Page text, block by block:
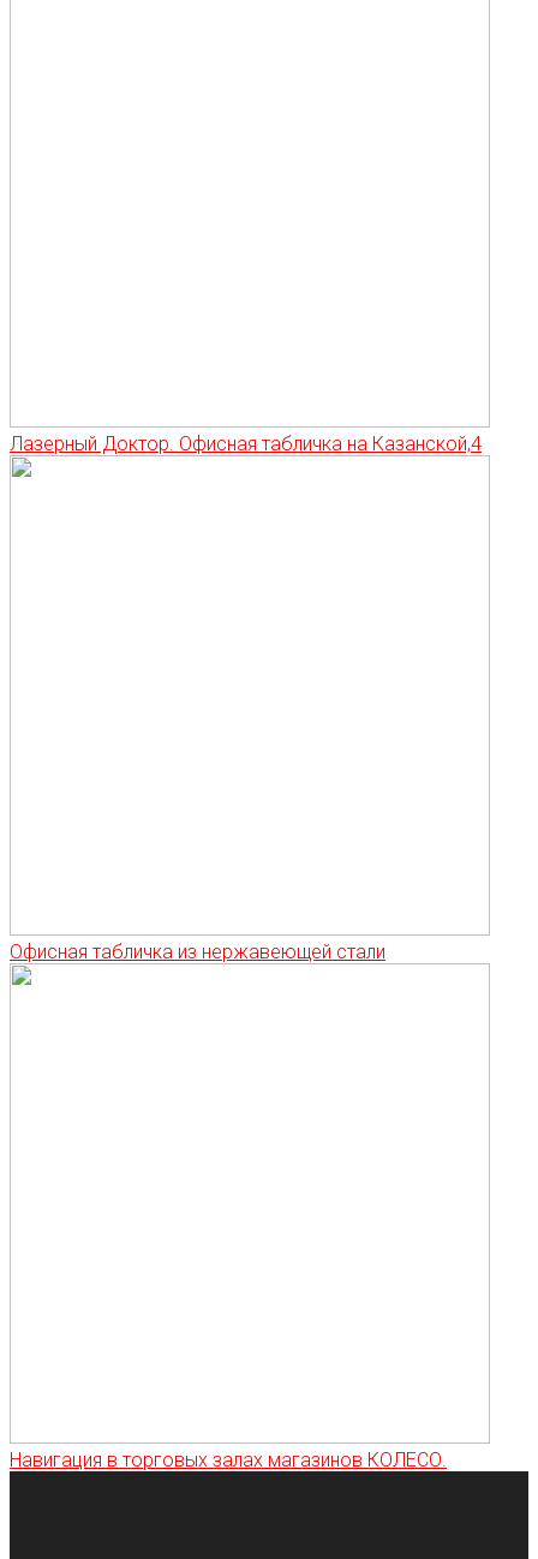
Лазерный Доктор. Офисная табличка на Казанской,4
Офисная табличка из нержавеющей стали
Навигация в торговых залах магазинов КОЛЕСО.